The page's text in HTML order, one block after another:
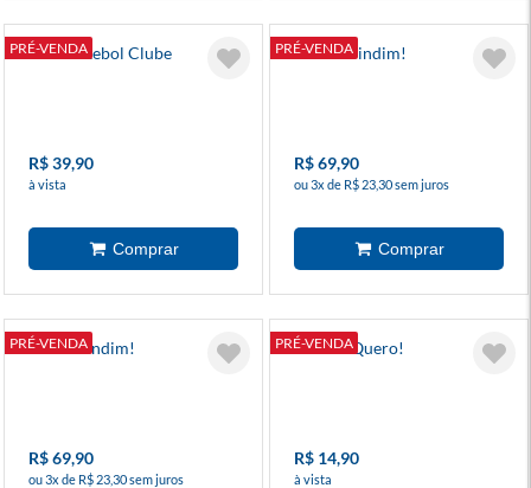
PRÉ-VENDA
Tdah Futebol Clube
R$ 39,90
à vista
PRÉ-VENDA
Ganhe Dindim!
R$ 69,90
ou 3x de R$ 23,30 sem juros
PRÉ-VENDA
Gaste Dindim!
R$ 69,90
ou 3x de R$ 23,30 sem juros
PRÉ-VENDA
Eu Não Quero!
R$ 14,90
à vista